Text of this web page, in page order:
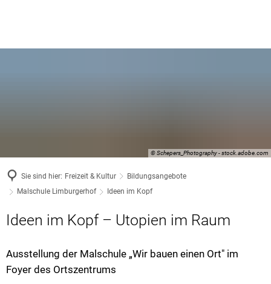
© Schepers_Photography - stock.adobe.com
Sie sind hier: Freizeit & Kultur
Bildungsangebote
Malschule Limburgerhof
Ideen im Kopf
Ideen im Kopf – Utopien im Raum
Ausstellung der Malschule „Wir bauen einen Ort" im
Foyer des Ortszentrums